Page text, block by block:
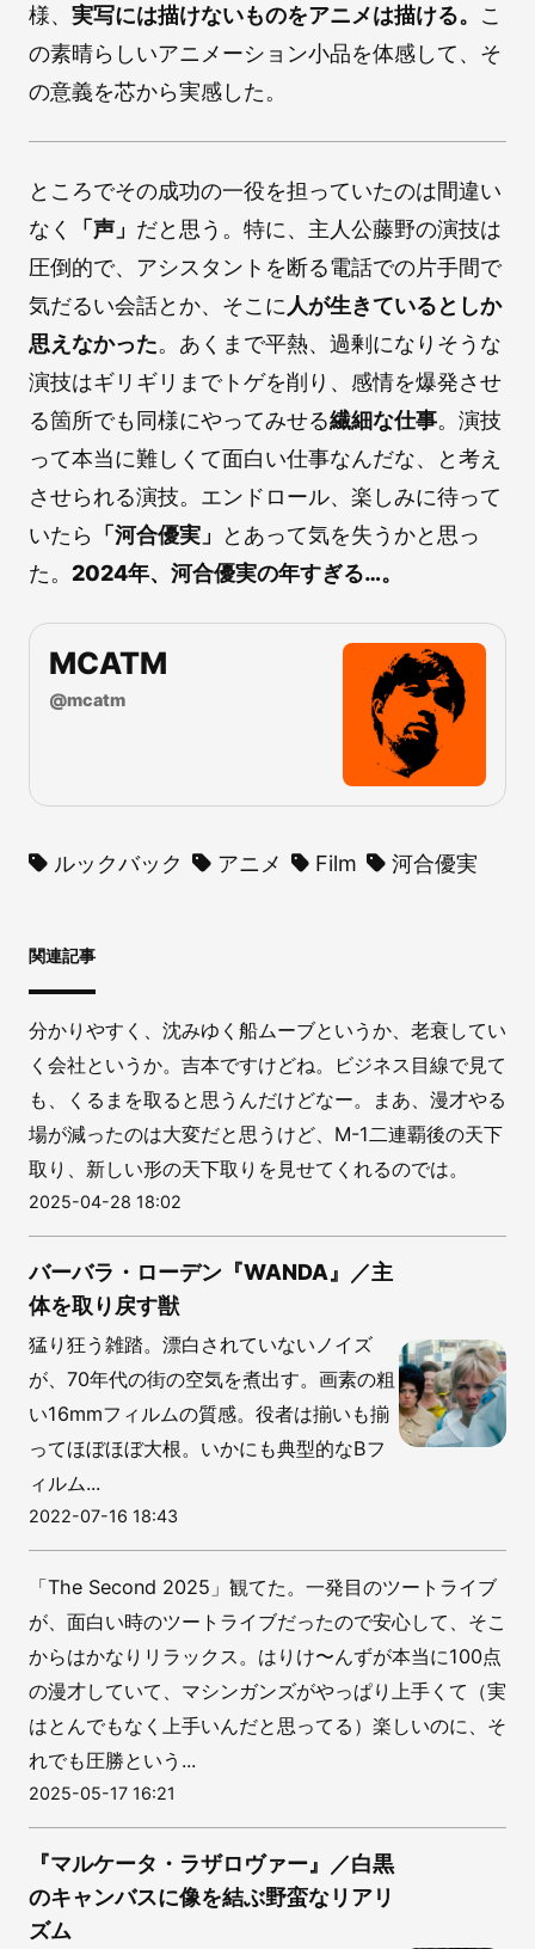
様、 実写には描けないものをアニメは描ける。 こ
の素晴らしいアニメーション小品を体感して、そ
の意義を芯から実感した。
ところでその成功の一役を担っていたのは間違い
なく
「声」 だと思う。特に、主人公藤野の演技は
圧倒的で、アシスタントを断る電話での片手間で
気だるい会話とか、そこに 人が生きているとしか
思えなかった。あくまで平熱、過剰になりそうな
演技はギリギリまでトゲを削り、感情を爆発させ
る箇所でも同様にやってみせる繊細な仕事。演技
って本当に難しくて面白い仕事なんだな、と考え
させられる演技。エンドロール、楽しみに待って
いたら
「河合優実」
とあって気を失うかと思っ
た。 2024年、河合優実の年すぎる…。
MCATM
@mcatm
ルックバック アニメ Film 河合優実
関連記事
分かりやすく、沈みゆく船ムーブというか、老衰してい
く会社というか。吉本ですけどね。ビジネス目線で見て
も、くるまを取ると思うんだけどなー。まあ、漫才やる
場が減ったのは大変だと思うけど、M-1二連覇後の天下
取り、新しい形の天下取りを見せてくれるのでは。
2025-04-28 18:02
バーバラ・ローデン『WANDA』／主
体を取り戻す獣
猛り狂う雑踏。漂白されていないノイズ
が、70年代の街の空気を煮出す。画素の粗
い16mmフィルムの質感。役者は揃いも揃
ってほぼほぼ大根。いかにも典型的なBフ
ィルム...
2022-07-16 18:43
「The Second 2025」観てた。一発目のツートライブ
が、面白い時のツートライブだったので安心して、そこ
からはかなりリラックス。はりけ〜んずが本当に100点
の漫才していて、マシンガンズがやっぱり上手くて（実
はとんでもなく上手いんだと思ってる）楽しいのに、そ
れでも圧勝という...
2025-05-17 16:21
『マルケータ・ラザロヴァー』／白黒
のキャンバスに像を結ぶ野蛮なリアリ
ズム